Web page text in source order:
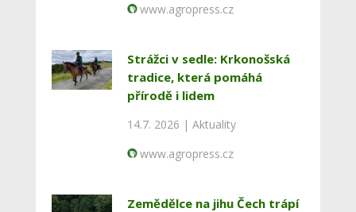
www.agropress.cz
Strážci v sedle: Krkonošská
tradice, která pomáhá
přírodě i lidem
14.7. 2026 | Aktuality
www.agropress.cz
Zemědělce na jihu Čech trápí